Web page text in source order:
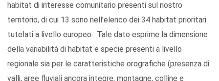
habitat di interesse comunitario presenti sul nostro
territorio, di cui 13 sono nell’elenco dei 34 habitat prioritari
tutelati a livello europeo. Tale dato esprime la dimensione
della variabilità di habitat e specie presenti a livello
regionale sia per le caratteristiche orografiche (presenza di
valli, aree fluviali ancora integre, montagne, colline e